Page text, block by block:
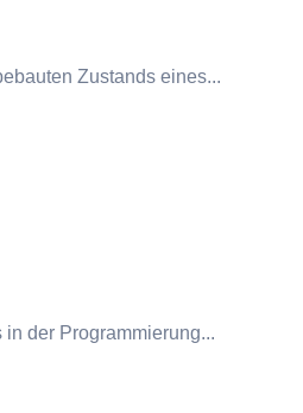
Zustands eines...
der Programmierung...